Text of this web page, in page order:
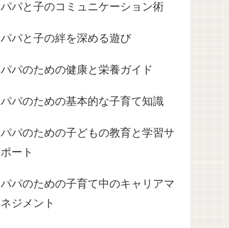
パパと子のコミュニケーション術
パパと子の絆を深める遊び
パパのための健康と栄養ガイド
パパのための基本的な子育て知識
パパのための子どもの教育と学習サ
ポート
パパのための子育て中のキャリアマ
ネジメント